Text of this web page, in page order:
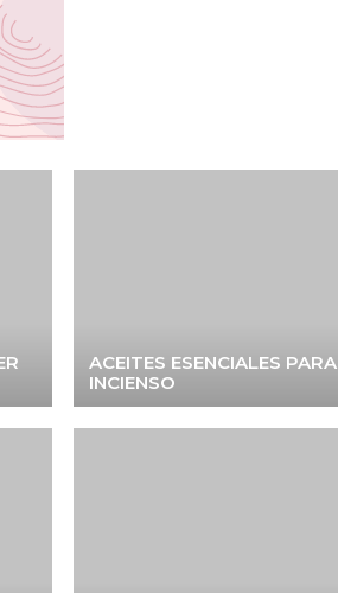
ACEITES ESENCIALES
INCIENSO